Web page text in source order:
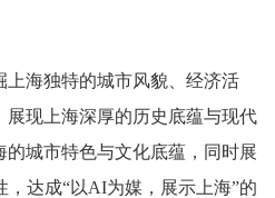
海独特的城市风貌、经济活
展现上海深厚的历史底蕴与现代
城市特色与文化底蕴，同时展
达成“以AI为媒，展示上海”的